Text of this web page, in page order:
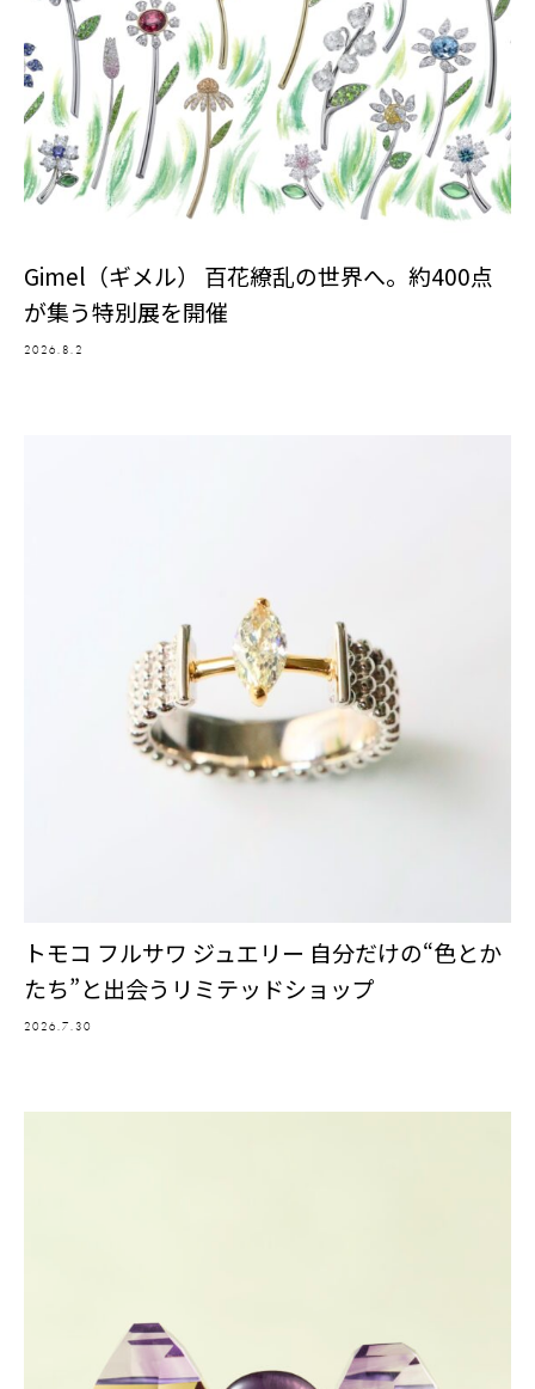
Gimel（ギメル） 百花繚乱の世界へ。約400点
が集う特別展を開催
2026.8.2
トモコ フルサワ ジュエリー 自分だけの“色とか
たち”と出会うリミテッドショップ
2026.7.30